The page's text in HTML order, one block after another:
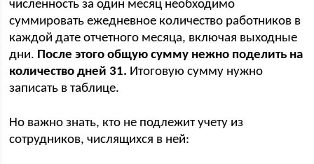
численность за один месяц необходимо
суммировать ежедневное количество работников в
каждой дате отчетного месяца, включая выходные
дни. После этого общую сумму нежно поделить на
количество дней 31. Итоговую сумму нужно
записать в таблице.
Но важно знать, кто не подлежит учету из
сотрудников, числящихся в ней: